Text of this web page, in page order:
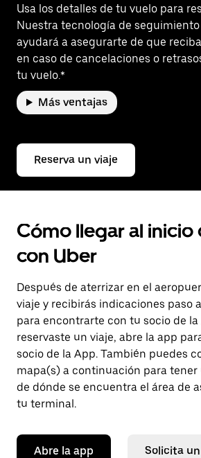
Usa los detalles de tu vuelo para
Nuestra tecnología de
ayudará a asegurarte de que
en caso de cancelaciones o
tu vuelo.*
Más ventajas
Reserva un viaje
Cómo llegar al inicio
con Uber
Después de aterrizar en el
viaje y recibirás indicaciones paso
para encontrarte con tu socio de la
reservaste un viaje, abre la app
socio de la App. También puedes
mapa(s) a continuación para tener
de dónde se encuentra el área de
tu terminal.
Abre la app Solicita